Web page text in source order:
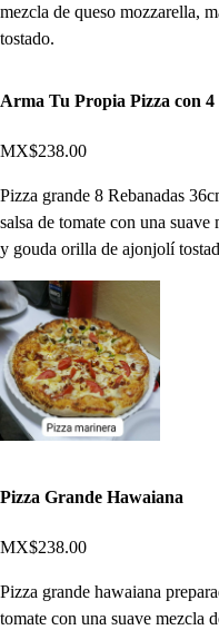
mezcla de queso mozzarella,
tostado.
Arma Tu Propia Pizza con
MX$238.00
Pizza grande 8 Rebanadas
salsa de tomate con una
y gouda orilla de ajonjolí
Pizza Grande Hawaiana
MX$238.00
Pizza grande hawaiana
tomate con una suave mezcla